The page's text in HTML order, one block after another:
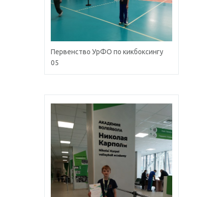
Первенство УрФО по кикбоксингу
05